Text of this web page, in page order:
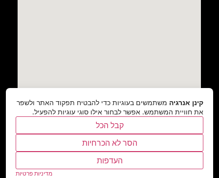
קינן אנרגיה משתמשים בעוגיות כדי להבטיח תפקוד האתר ולשפר
את חוויית המשתמש. אפשר לבחור אילו סוגי עוגיות להפעיל.
קבל הכל
הסר לא הכרחיות
העדפות
מדיניות פרטיות